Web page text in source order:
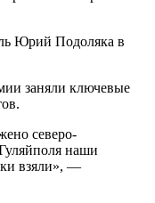
Юрий Подоляка в
заняли ключевые
северо-
наши
взяли», —